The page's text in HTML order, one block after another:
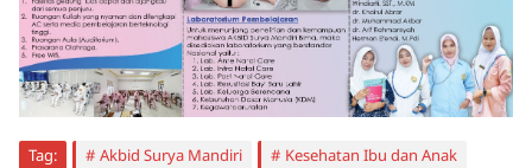
Tag: Akbid Surya Mandiri
Kesehatan Ibu dan Anak